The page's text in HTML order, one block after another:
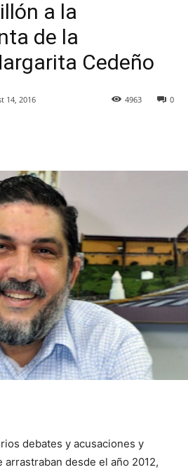
a la
de la
Cedeño
14, 2016 0
4963
debates y acusaciones y
desde el año 2012,